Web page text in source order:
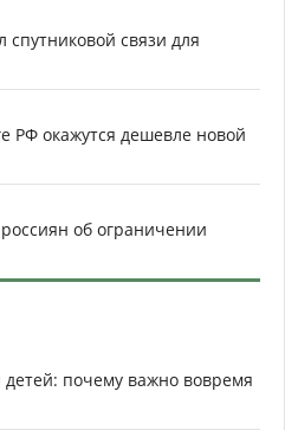
спутниковой связи для
РФ окажутся дешевле новой
об ограничении
детей: почему важно вовремя